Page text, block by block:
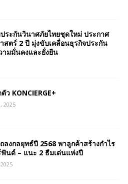
ระกันวินาศภัยไทยชุดใหม่ ประกาศ
สตร์ 2 ปี มุ่งขับเคลื่อนธุรกิจประกัน
มมั่นคงและยั่งยืน
ว KONCIERGE+
2025
ลงกลยุทธ์ปี 2568 พาลูกค้าสร้างกำไร
ฟันด์ – แนะ 2 ธีมเด่นแห่งปี